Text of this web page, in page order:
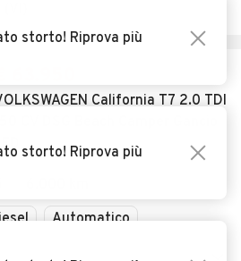
California T7 2.0 TDI
Automatico
storto! Riprova più
storto! Riprova più